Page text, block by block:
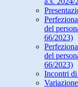
del
66/2023)
del
66/2023)
Incontri